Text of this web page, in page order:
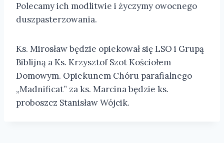
Polecamy ich modlitwie i życzymy owocnego
duszpasterzowania.
Ks. Mirosław będzie opiekował się LSO i Grupą
Biblijną a Ks. Krzysztof Szot Kościołem
Domowym. Opiekunem Chóru parafialnego
„Madnificat” za ks. Marcina będzie ks.
proboszcz Stanisław Wójcik.